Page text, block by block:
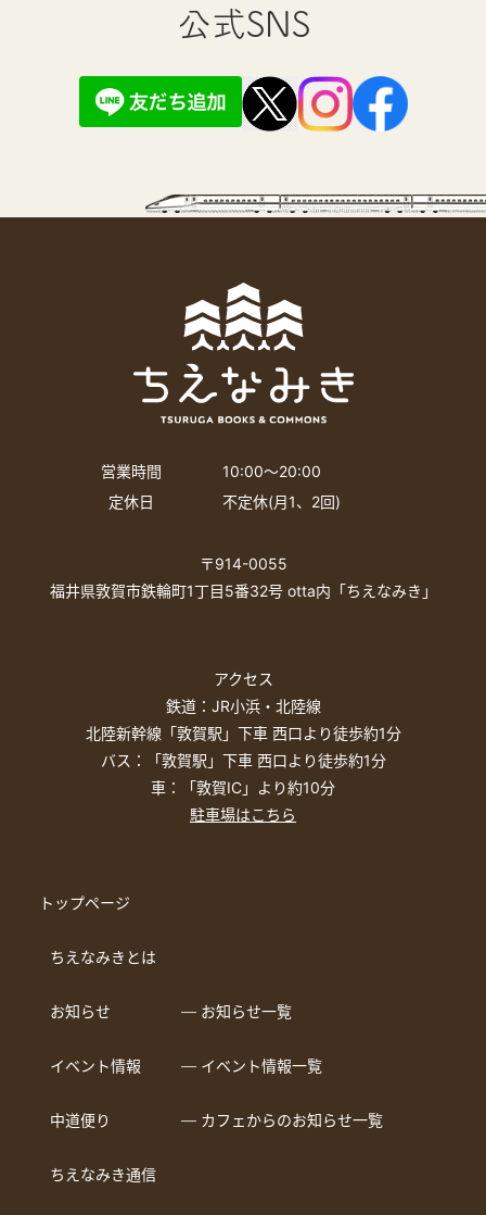
公式SNS
営業時間
10:00〜20:00
定休日
不定休(月1、2回)
〒914-0055
福井県敦賀市鉄輪町1丁目5番32号 otta内「ちえなみき」
アクセス
鉄道：JR小浜・北陸線
北陸新幹線「敦賀駅」下車 西口より徒歩約1分
バス：「敦賀駅」下車 西口より徒歩約1分
車：「敦賀IC」より約10分
駐車場はこちら
トップページ
ちえなみきとは
お知らせ ― お知らせ一覧
イベント情報 ― イベント情報一覧
中道便り ― カフェからのお知らせ一覧
ちえなみき通信